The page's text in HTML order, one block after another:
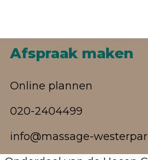
Afspraak maken
Online plannen
020-2404499
info@massage-